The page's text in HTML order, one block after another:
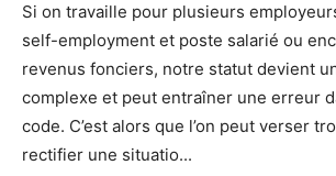
Si on travaille pour plusieurs
self-employment et poste salarié ou
revenus fonciers, notre statut devient
complexe et peut entraîner une erreur
code. C’est alors que l’on peut verser
rectifier une situatio...